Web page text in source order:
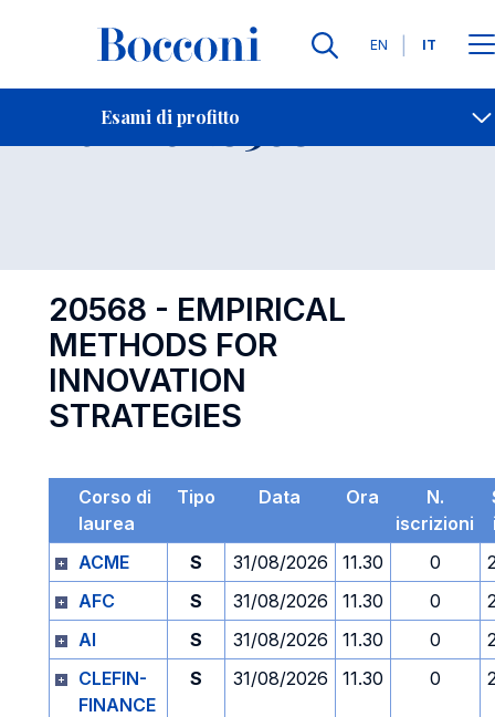
Lingue
EN IT
Esami di profitto
Contatti
Esame 20568 Open
20568 - EMPIRICAL
METHODS FOR
INNOVATION
STRATEGIES
Corso di
laurea
Tipo Data Ora
N.
iscrizioni
ACME
S 31/08/2026 11.30 0
AFC
S 31/08/2026 11.30 0
AI
S 31/08/2026 11.30 0
CLEFIN-
FINANCE
S 31/08/2026 11.30 0